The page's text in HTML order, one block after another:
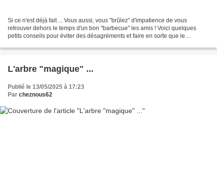
Si ce n'est déjà fait ... Vous aussi, vous "brûlez" d'impatience de vous
retrouver dehors le temps d'un bon "barbecue" les amis ! Voici quelques
petits conseils pour éviter des désagréments et faire en sorte que le
L'arbre "magique" ...
Publié le 13/05/2025 à 17:23
Par cheznous62